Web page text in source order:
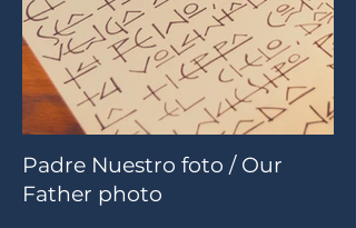
Padre Nuestro foto / Our
Father photo